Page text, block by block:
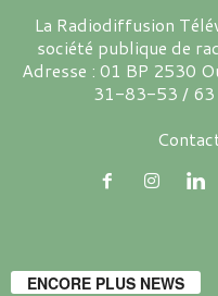
La Radiodiffusion
société publique de
Adresse : 01 BP 2530
31-83-53 /
ENCORE PLUS NEWS